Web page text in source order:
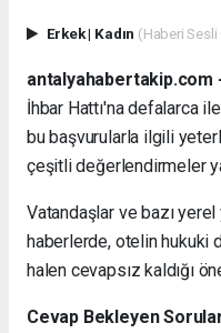
Erkek| Kadın (Haberi Sesli
antalyahabertakip.com
İhbar Hattı'na defalarca
bu başvurularla ilgili
çeşitli değerlendirmeler
Vatandaşlar ve bazı yerel
haberlerde, otelin hukuki
halen cevapsız kaldığı
Cevap Bekleyen